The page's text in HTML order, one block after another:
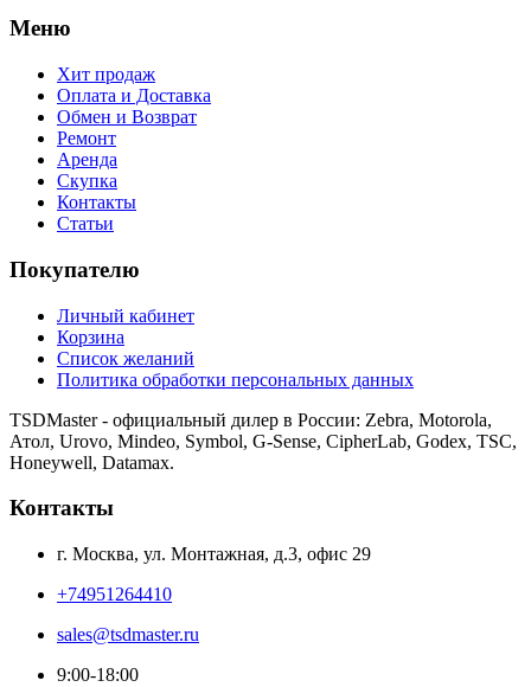
Меню
Хит продаж
Оплата и Доставка
Обмен и Возврат
Ремонт
Аренда
Скупка
Контакты
Статьи
Покупателю
Личный кабинет
Корзина
Список желаний
Политика обработки персональных данных
TSDMaster - официальный дилер в России: Zebra, Motorola,
Атол, Urovo, Mindeo, Symbol, G-Sense, CipherLab, Godex, TSC,
Honeywell, Datamax.
Контакты
г. Москва, ул. Монтажная, д.3, офис 29
+74951264410
sales@tsdmaster.ru
9:00-18:00